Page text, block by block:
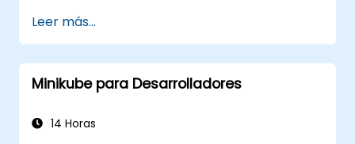
cláusulas de Kubefirst.
Utilizar la API y las bibliotecas de
Kubefirst.
Perfilar y depurar programas de
Leer más...
Minikube para Desarrolladores
14 Horas